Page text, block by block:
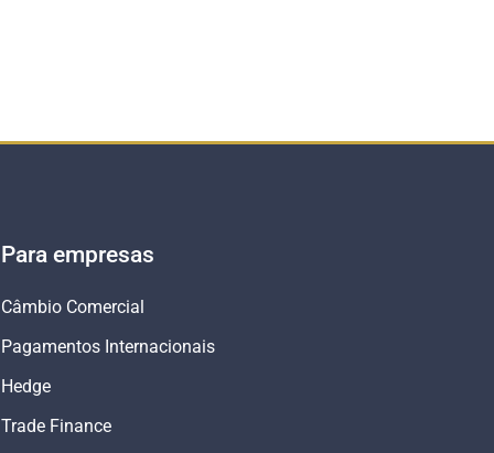
Para empresas
Câmbio Comercial
Pagamentos Internacionais
Hedge
Trade Finance